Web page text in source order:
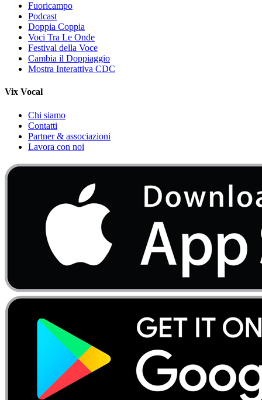
Fuoricampo
Podcast
Doppia Coppia
Voci Tra Le Onde
Festival della Voce
Cambia il Doppiaggio
Mostra Interattiva CDC
Vix Vocal
Chi siamo
Contatti
Partner & associazioni
Lavora con noi